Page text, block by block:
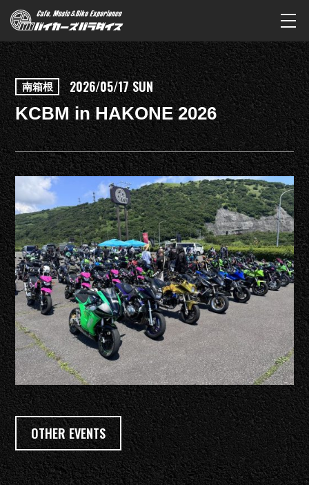
南箱根 2026/05/17 SUN
KCBM in HAKONE 2026
OTHER EVENTS